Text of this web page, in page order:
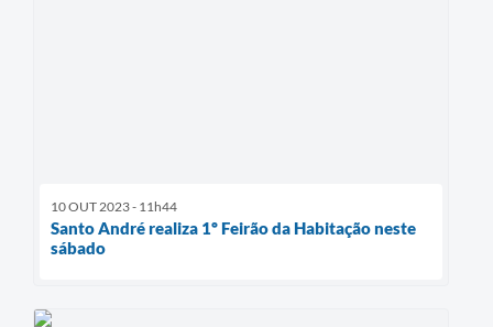
10 OUT 2023 - 11h44
Santo André realiza 1º Feirão da Habitação neste
sábado